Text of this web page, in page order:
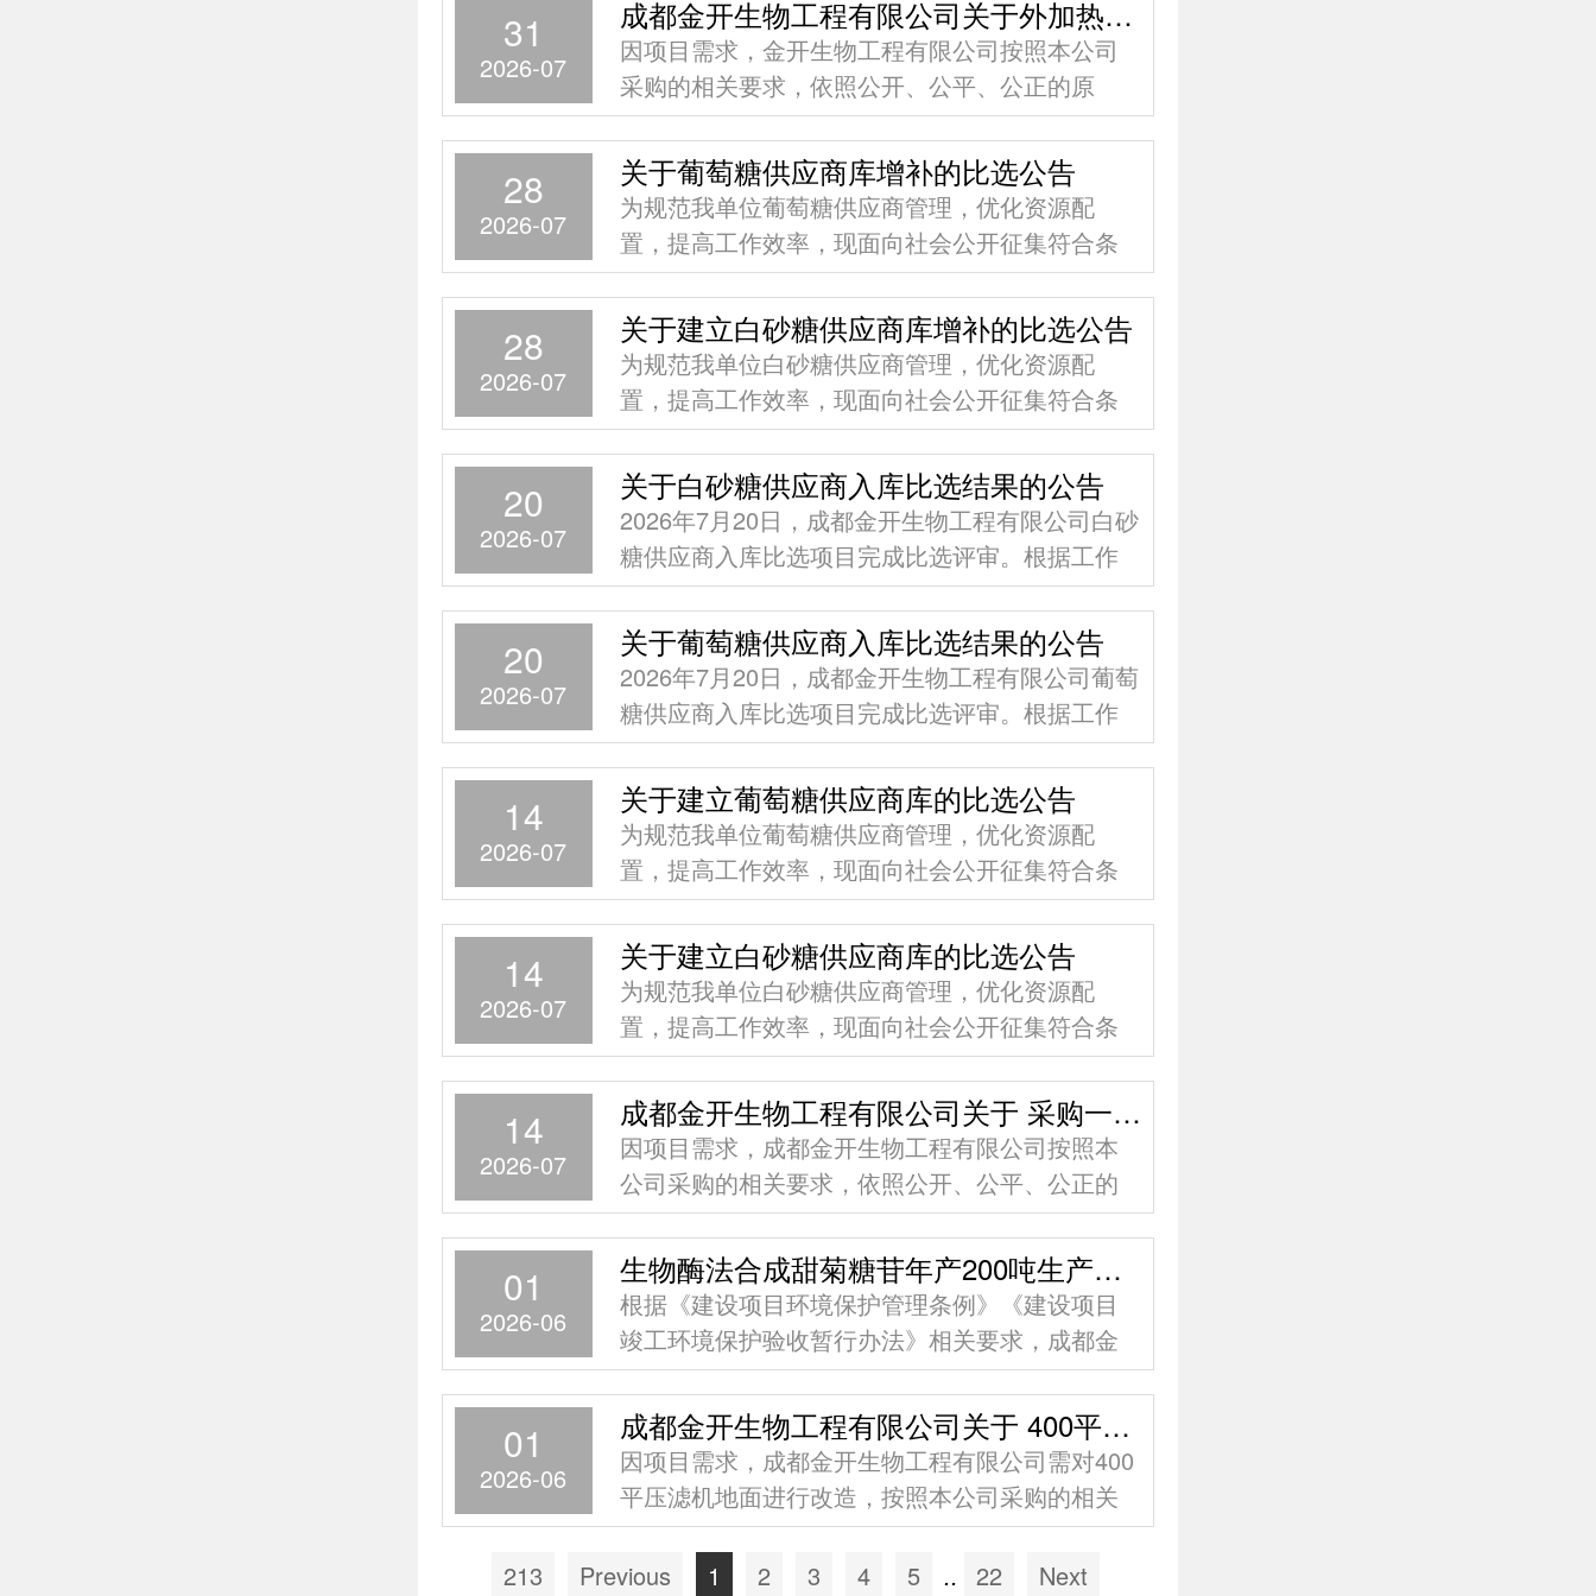
31
2026-07
成都金开生物工程有限公司关于外加热自循环双效浓缩器设备采购公告
因项目需求，金开生物工程有限公司按照本公司
采购的相关要求，依照公开、公平、公正的原
则，拟采购一套自循环废糖浓缩器（双效）设
备，现将
28
2026-07
关于葡萄糖供应商库增补的比选公告
为规范我单位葡萄糖供应商管理，优化资源配
置，提高工作效率，现面向社会公开征集符合条
件的供应商加入我单位葡萄糖供应商库。欢迎具
备相关
28
2026-07
关于建立白砂糖供应商库增补的比选公告
为规范我单位白砂糖供应商管理，优化资源配
置，提高工作效率，现面向社会公开征集符合条
件的供应商加入我单位白砂糖供应商库。欢迎具
备相关
20
2026-07
关于白砂糖供应商入库比选结果的公告
2026年7月20日，成都金开生物工程有限公司白砂
糖供应商入库比选项目完成比选评审。根据工作
实际与需要，拟入库供应商4家。同时，依据比选
评
20
2026-07
关于葡萄糖供应商入库比选结果的公告
2026年7月20日，成都金开生物工程有限公司葡萄
糖供应商入库比选项目完成比选评审。根据工作
实际与需要，拟入库供应商4家。同时，依据比选
评
14
2026-07
关于建立葡萄糖供应商库的比选公告
为规范我单位葡萄糖供应商管理，优化资源配
置，提高工作效率，现面向社会公开征集符合条
件的供应商加入我单位葡萄糖供应商库。欢迎具
备相关资质和能力的单位报名参与，具体事项公
告如下：
14
2026-07
关于建立白砂糖供应商库的比选公告
为规范我单位白砂糖供应商管理，优化资源配
置，提高工作效率，现面向社会公开征集符合条
件的供应商加入我单位白砂糖供应商库。欢迎具
备相关资质和能力的单位报名参与，具体事项公
告如下：
14
2026-07
成都金开生物工程有限公司关于 采购一批储罐的公告
因项目需求，成都金开生物工程有限公司按照本
公司采购的相关要求，依照公开、公平、公正的
原则，拟采购一批一批储罐，相关采购公告如
下：
01
2026-06
生物酶法合成甜菊糖苷年产200吨生产线建设项目竣工环境保护验收公示
根据《建设项目环境保护管理条例》《建设项目
竣工环境保护验收暂行办法》相关要求，成都金
开生物工程有限公司生物酶法合成甜菊糖苷年产
200
01
2026-06
成都金开生物工程有限公司关于 400平压滤机地面改造工程采购公告
因项目需求，成都金开生物工程有限公司需对400
平压滤机地面进行改造，按照本公司采购的相关
要求依照公开、公平、公正的原则进行比选采
购：
213 Previous 1 2 3 4 5 .. 22 Next